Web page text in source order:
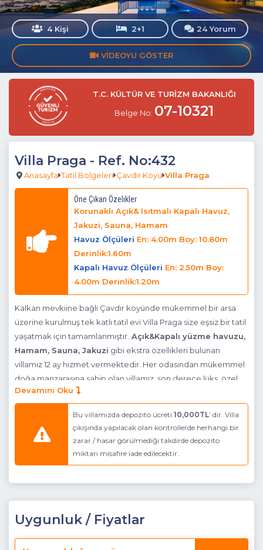
4 Kişi 2+1 24 Yorum
VIDEOYU GÖSTER
T.C. KÜLTÜR VE TURİZM BAKANLIĞI
Belge No: 07-10321
Villa Praga - Ref. No:432
Anasayfa Tatil Bölgeleri Çavdır Köyü Villa Praga
Öne Çıkan Özelikler
Korunaklı Açık& Isıtmalı Kapalı Havuz,
Jakuzi, Sauna, Hamam
Havuz Ölçüleri En: 4.00m Boy: 10.80m
Derinlik:1.60m
Kapalı Havuz Ölçüleri En: 2.50m Boy:
4.00m Derinlik:1.20m
Kalkan mevkiine bağlı Çavdır köyünde mükemmel bir arsa
üzerine kurulmuş tek katlı tatil evi Villa Praga size eşsiz bir tatil
yaşatmak için tamamlanmıştır. Açık&Kapalı yüzme havuzu,
Hamam, Sauna, Jakuzi gibi ekstra özellikleri bulunan
villamız 12 ay hizmet vermektedir. Her odasından mükemmel
doğa manzarasına sahip olan villamız, son derece lüks, özel
olarak dekore ve dizayn edilmiştir. Villamızın
korunaklıdır
, muhafazakar aileler ve balayı çiftleri için özel
bir seçenek olup, unutulmaz bir tatil için siz değerli
misafirlerini beklemektedir.Alarm sistemi bulunmaktadır.
olup çevre yolu üzerinden gidilerse 21 km mesafededir.
Bu villamız,Villa Zahara,Villa Valente
yakın olarak kiralamak isteyen misafirlerimizin tercih
Devamını Oku
Bu villamızda depozito ücreti 10,000TL’ dir. Villa
çıkışında yapılacak olan kontrollerde herhangi bir
zarar / hasar görülmediği takdirde depozito
miktarı misafire iade edilecektir.
Uygunluk / Fiyatlar